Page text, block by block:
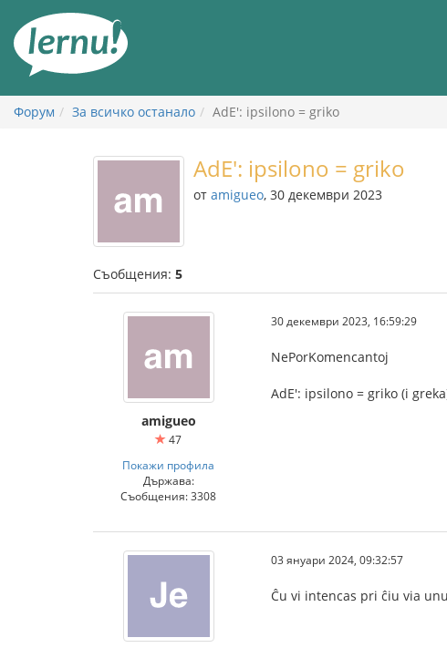
съдържанието
Форум За всичко останало AdE': ipsilono = griko
AdE': ipsilono = griko
от amigueo, 30 декември 2023
Съобщения: 5
amigueo
47
Покажи профила
Държава:
Съобщения: 3308
30 декември 2023, 16:59:29
NePorKomencantoj
AdE': ipsilono = griko (i
03 януари 2024, 09:32:57
Ĉu vi intencas pri ĉiu via